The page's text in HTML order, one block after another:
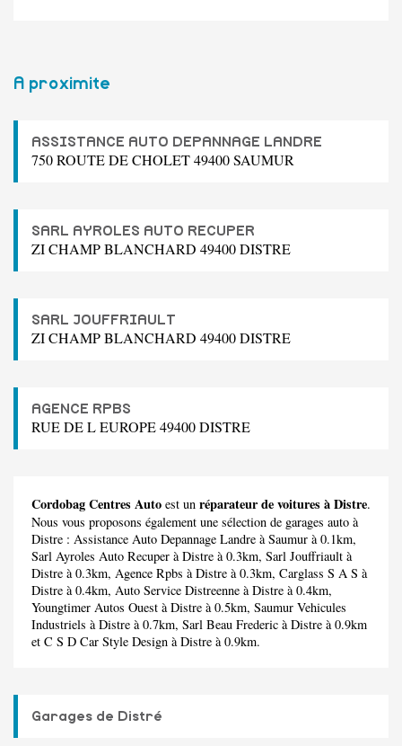
A proximite
ASSISTANCE AUTO DEPANNAGE LANDRE
750 ROUTE DE CHOLET 49400 SAUMUR
SARL AYROLES AUTO RECUPER
ZI CHAMP BLANCHARD 49400 DISTRE
SARL JOUFFRIAULT
ZI CHAMP BLANCHARD 49400 DISTRE
AGENCE RPBS
RUE DE L EUROPE 49400 DISTRE
Cordobag Centres Auto est un réparateur de voitures à Distre.
Nous vous proposons également une sélection de garages auto à
Distre : Assistance Auto Depannage Landre à Saumur à 0.1km,
Sarl Ayroles Auto Recuper à Distre à 0.3km, Sarl Jouffriault à
Distre à 0.3km, Agence Rpbs à Distre à 0.3km, Carglass S A S à
Distre à 0.4km, Auto Service Distreenne à Distre à 0.4km,
Youngtimer Autos Ouest à Distre à 0.5km, Saumur Vehicules
Industriels à Distre à 0.7km, Sarl Beau Frederic à Distre à 0.9km
et C S D Car Style Design à Distre à 0.9km.
Garages de Distré